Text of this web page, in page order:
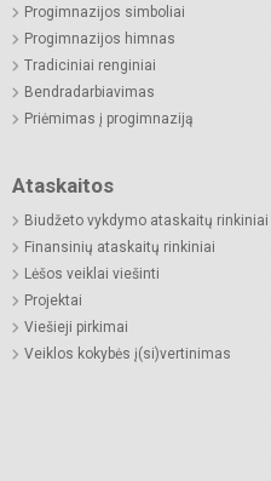
Progimnazijos simboliai
Progimnazijos himnas
Tradiciniai renginiai
Bendradarbiavimas
Priėmimas į progimnaziją
Ataskaitos
Biudžeto vykdymo ataskaitų rinkiniai
Finansinių ataskaitų rinkiniai
Lėšos veiklai viešinti
Projektai
Viešieji pirkimai
Veiklos kokybės į(si)vertinimas